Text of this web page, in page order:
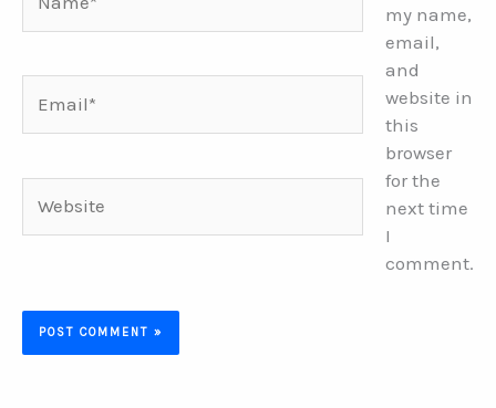
my name,
email,
and
website in
this
browser
for the
next time
I
comment.